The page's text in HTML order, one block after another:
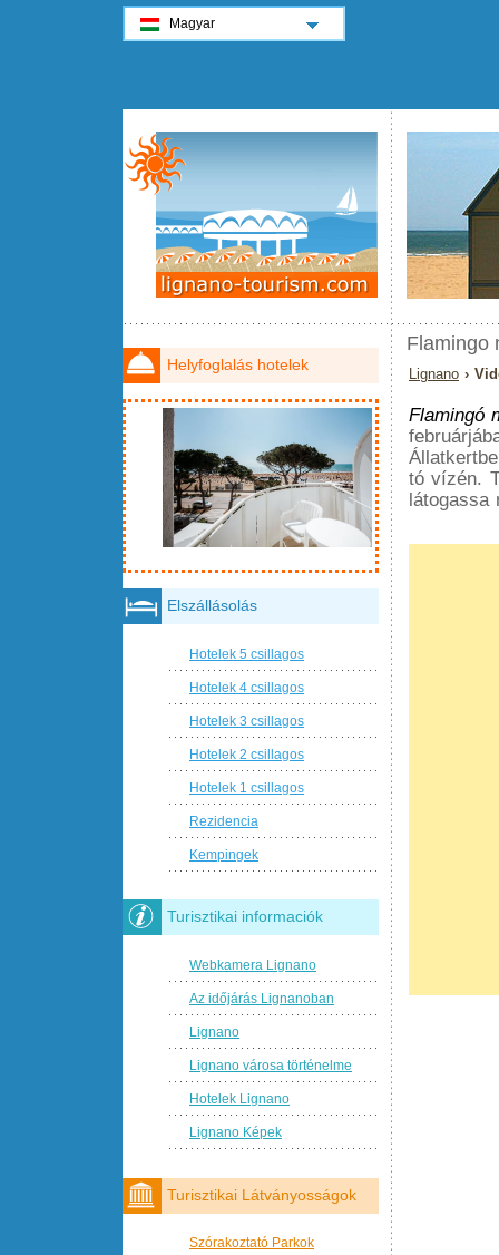
Flamingo
Lignano ›
Flamingó
tó vízén.
látogassa
Helyfoglalás hotelek
Elszállásolás
Hotelek 5 csillagos
Hotelek 4 csillagos
Hotelek 3 csillagos
Hotelek 2 csillagos
Hotelek 1 csillagos
Rezidencia
Kempingek
Turisztikai informaciók
Webkamera Lignano
Az időjárás Lignanoban
Lignano
Lignano városa történelme
Hotelek Lignano
Lignano Képek
Turisztikai Látványosságok
Szórakoztató Parkok
Magyar